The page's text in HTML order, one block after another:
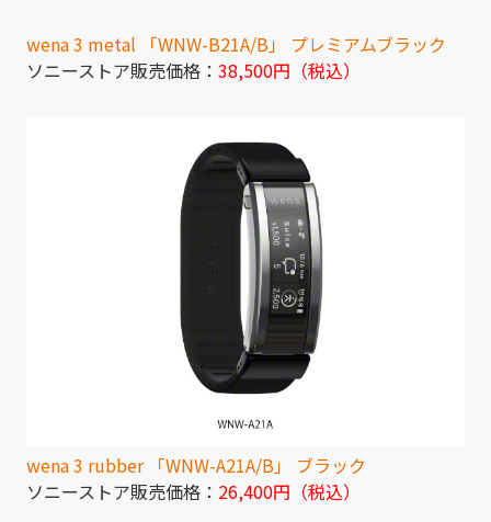
wena 3 metal 「WNW-B21A/B」 プレミアムブラック
ソニーストア販売価格： 38,500円（税込）
wena 3 rubber 「WNW-A21A/B」 ブラック
ソニーストア販売価格： 26,400円（税込）